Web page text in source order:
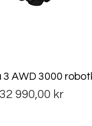
AWD 3000
990,00 kr